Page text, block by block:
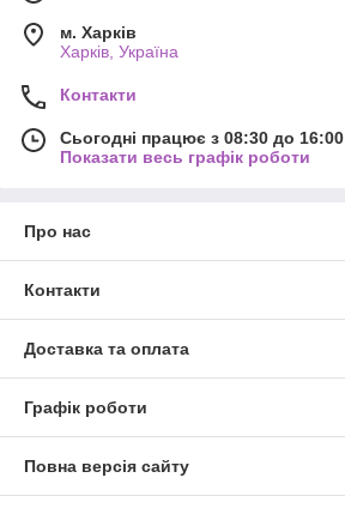
м. Харків
Харків, Україна
Контакти
Сьогодні працює з 08:30 до 16:00
Показати весь графік роботи
Про нас
Контакти
Доставка та оплата
Графік роботи
Повна версія сайту